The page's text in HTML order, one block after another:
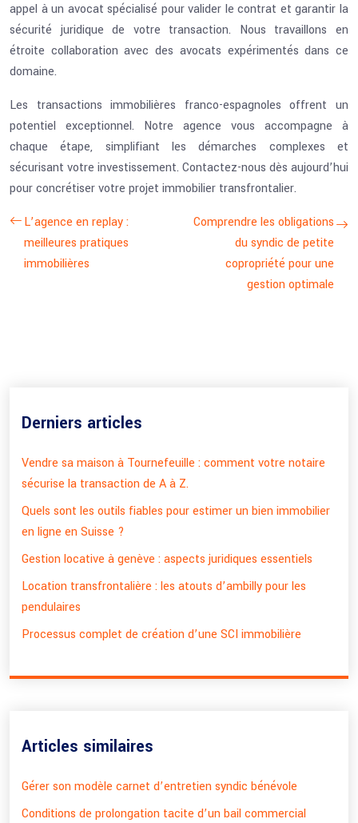
appel à un avocat spécialisé pour valider le contrat et garantir la
sécurité juridique de votre transaction. Nous travaillons en
étroite collaboration avec des avocats expérimentés dans ce
domaine.
Les transactions immobilières franco-espagnoles offrent un
potentiel exceptionnel. Notre agence vous accompagne à
chaque étape, simplifiant les démarches complexes et
sécurisant votre investissement. Contactez-nous dès aujourd’hui
pour concrétiser votre projet immobilier transfrontalier.
L’agence en replay :
meilleures pratiques
immobilières
Comprendre les obligations
du syndic de petite
copropriété pour une
gestion optimale
Derniers articles
Vendre sa maison à Tournefeuille : comment votre notaire
sécurise la transaction de A à Z.
Quels sont les outils fiables pour estimer un bien immobilier
en ligne en Suisse ?
Gestion locative à genève : aspects juridiques essentiels
Location transfrontalière : les atouts d’ambilly pour les
pendulaires
Processus complet de création d’une SCI immobilière
Articles similaires
Gérer son modèle carnet d’entretien syndic bénévole
Conditions de prolongation tacite d’un bail commercial